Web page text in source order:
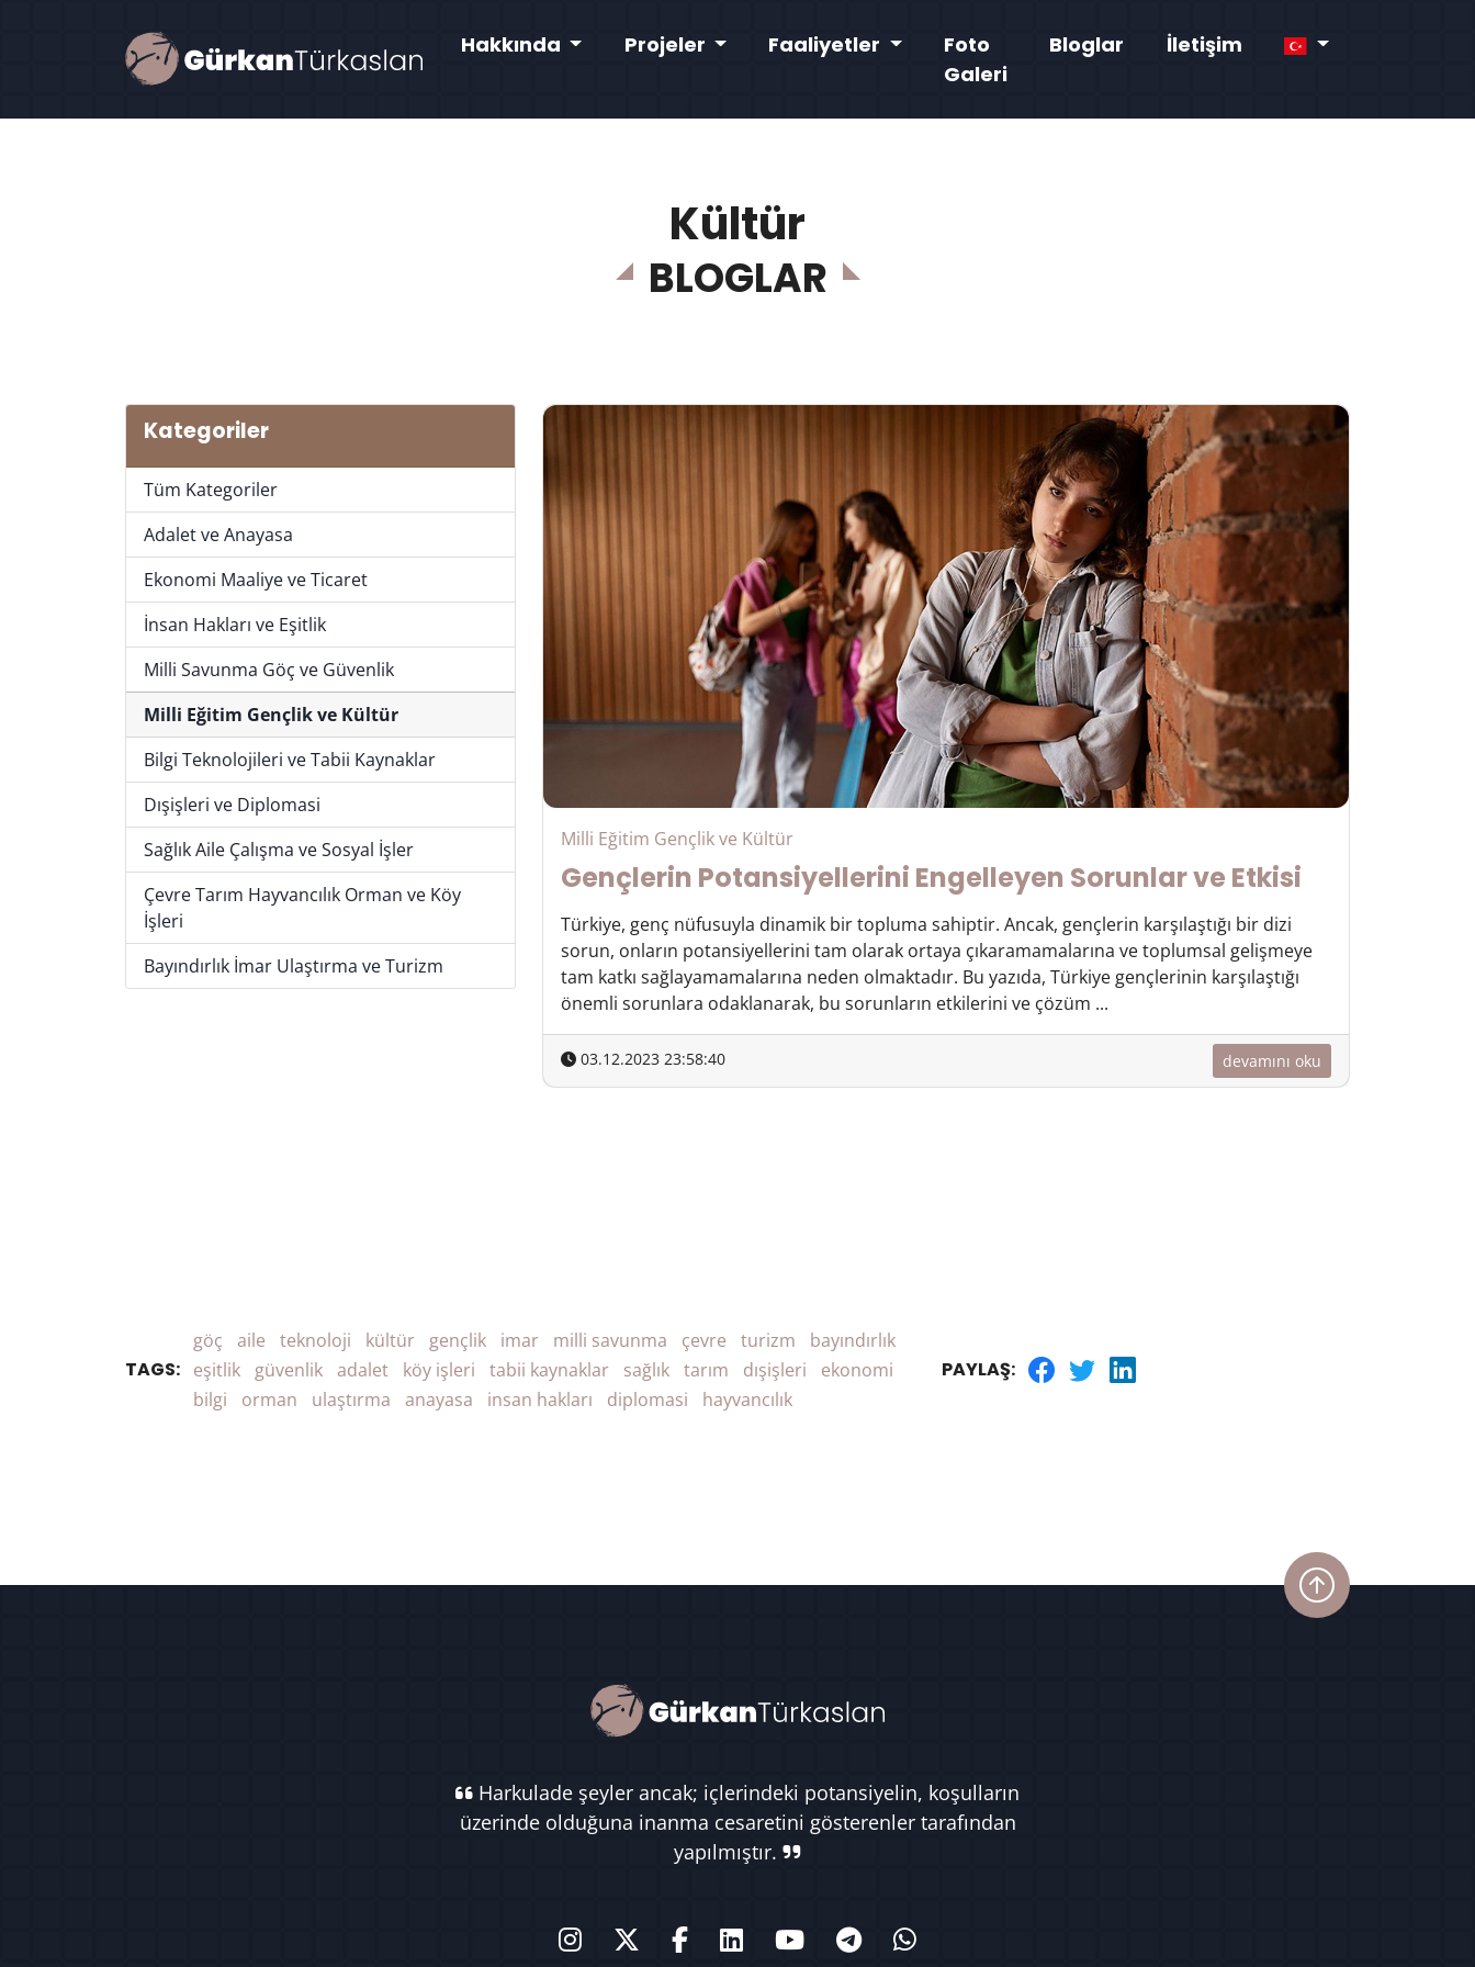
Hakkında Projeler Faaliyetler
Foto
Galeri
Bloglar İletişim
Kültür
BLOGLAR
Kategoriler
Tüm Kategoriler
Adalet ve Anayasa
Ekonomi Maaliye ve Ticaret
İnsan Hakları ve Eşitlik
Milli Savunma Göç ve Güvenlik
Milli Eğitim Gençlik ve Kültür
Bilgi Teknolojileri ve Tabii Kaynaklar
Dışişleri ve Diplomasi
Sağlık Aile Çalışma ve Sosyal İşler
Çevre Tarım Hayvancılık Orman ve Köy
İşleri
Bayındırlık İmar Ulaştırma ve Turizm
Milli Eğitim Gençlik ve Kültür
Gençlerin Potansiyellerini Engelleyen Sorunlar ve Etkisi
Türkiye, genç nüfusuyla dinamik bir topluma sahiptir. Ancak, gençlerin karşılaştığı bir dizi
sorun, onların potansiyellerini tam olarak ortaya çıkaramamalarına ve toplumsal gelişmeye
tam katkı sağlayamamalarına neden olmaktadır. Bu yazıda, Türkiye gençlerinin karşılaştığı
önemli sorunlara odaklanarak, bu sorunların etkilerini ve çözüm ...
03.12.2023 23:58:40 devamını oku
TAGS:
göç aile teknoloji kültür gençlik imar milli savunma çevre turizm
bayındırlık
eşitlik
güvenlik adalet köy işleri tabii kaynaklar sağlık tarım dışişleri
ekonomi
bilgi
orman ulaştırma anayasa insan hakları diplomasi hayvancılık
PAYLAŞ:
Harkulade şeyler ancak; içlerindeki potansiyelin, koşulların
üzerinde olduğuna inanma cesaretini gösterenler tarafından
yapılmıştır.